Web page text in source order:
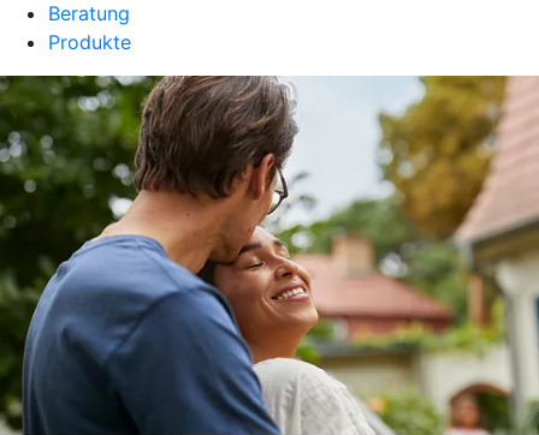
Beratung
Produkte